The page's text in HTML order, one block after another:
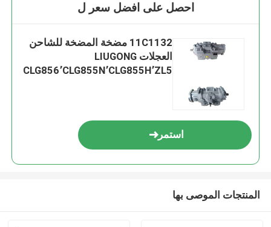
احصل على افضل سعر ل
11C1132 مضخة المضخة للشاحن
العجلات LIUGONG
CLG856٬CLG855N٬CLG855H٬ZL5
استمر
المنتجات الموصى بها